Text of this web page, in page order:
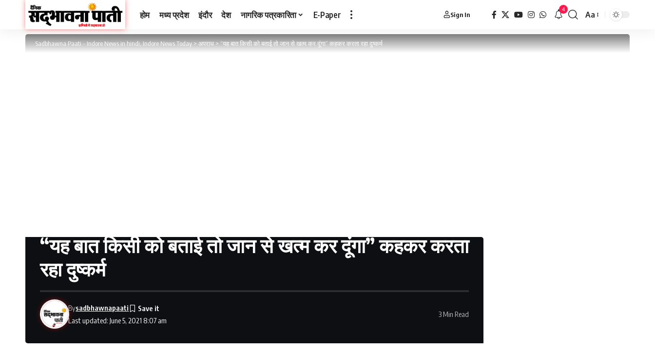
होम मध्य प्रदेश इंदौर देश नागरिक पत्रकारिता E-Paper Sign In
4
Aa
Sadbhawna Paati - Indore News in hindi, Indore News Today>अपराध>“यह बात किसी को बताई तो जान से खत्म कर दूंगा” कहकर करता रहा दुष्कर्म
“यह बात किसी को बताई तो जान से खत्म कर दूंगा” कहकर करता
रहा दुष्कर्म
Last updated: June 5, 2021 8:07 am
Bysadbhawnapaati
3 Min Read